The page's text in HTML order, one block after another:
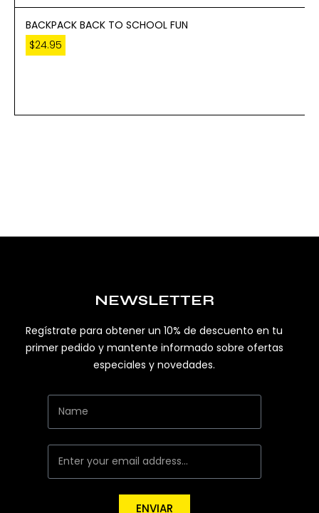
BACKPACK BACK TO SCHOOL FUN
$24.95
NEWSLETTER
Regístrate para obtener un 10% de descuento en tu
primer pedido y mantente informado sobre ofertas
especiales y novedades.
ENVIAR